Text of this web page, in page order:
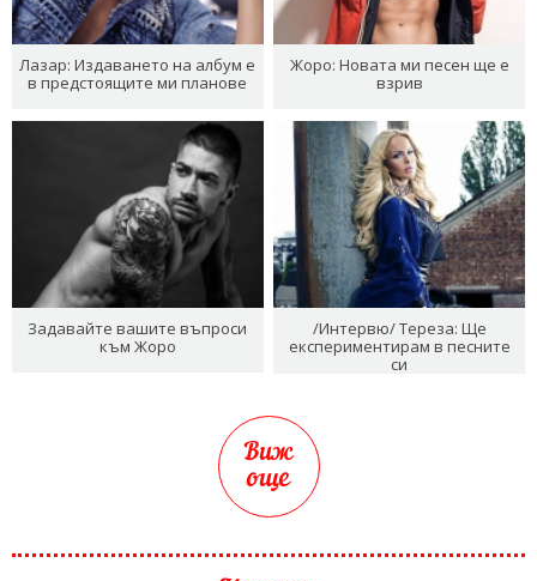
Лазар: Издаването на албум е
в предстоящите ми планове
Жоро: Новата ми песен ще е
взрив
Задавайте вашите въпроси
към Жоро
/Интервю/ Тереза: Ще
експериментирам в песните
си
Виж
още